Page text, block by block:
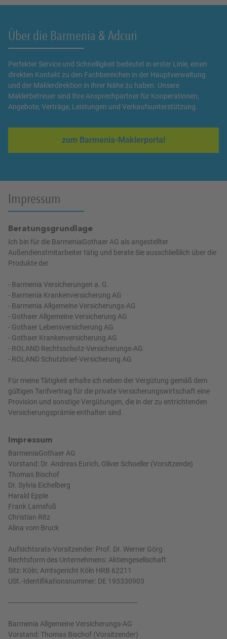
Über die Barmenia & Adcuri
Perfekter Service und Schnelligkeit bedeutet in erster Linie, einen
direkten Kontakt zu den Fachbereichen in der Hauptverwaltung
und der Maklerdirektion in Ihrer Nähe zu haben. Unsere
Maklerbetreuer sind Ihre Ansprechpartner für Kooperationen,
Angebote, Verträge, Leistungen und Verkaufsunterstützung.
zum Barmenia-Maklerportal
Link Opens in New Tab
Impressum
Beratungsgrundlage
Ich bin für die BarmeniaGothaer AG als angestellter
Außendienstmitarbeiter tätig und berate Sie ausschließlich über die
Produkte der
- Barmenia Versicherungen a. G.
- Barmenia Krankenversicherung AG
- Barmenia Allgemeine Versicherungs-AG
- Gothaer Allgemeine Versicherung AG
- Gothaer Lebensversicherung AG
- Gothaer Krankenversicherung AG
- ROLAND Rechtsschutz-Versicherungs-AG
- ROLAND Schutzbrief-Versicherung AG
Für meine Tätigkeit erhalte ich neben der Vergütung gemäß dem
gültigen Tarifvertrag für die private Versicherungswirtschaft eine
Provision und sonstige Vergütungen, die in der zu entrichtenden
Versicherungsprämie enthalten sind.
Impressum
BarmeniaGothaer AG
Vorstand: Dr. Andreas Eurich, Oliver Schoeller (Vorsitzende)
Thomas Bischof
Dr. Sylvia Eichelberg
Harald Epple
Frank Lamsfuß
Christian Ritz
Alina vom Bruck
Aufsichtsrats-Vorsitzender: Prof. Dr. Werner Görg
Rechtsform des Unternehmens: Aktiengesellschaft
Sitz: Köln; Amtsgericht Köln HRB 62211
USt.-Identifikationsnummer: DE 193330903
----------------------------------------------------------------
Barmenia Allgemeine Versicherungs-AG
Vorstand: Thomas Bischof (Vorsitzender)